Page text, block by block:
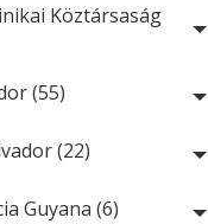
Köztársaság
(55)
(22)
Guyana (6)